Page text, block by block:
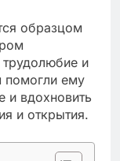
образцом
трудолюбие и
помогли ему
и вдохновить
и открытия.